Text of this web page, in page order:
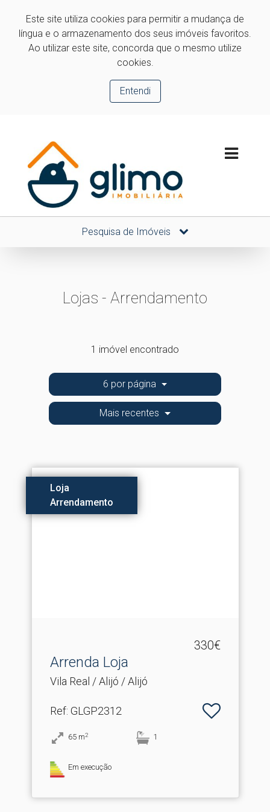
Este site utiliza cookies para permitir a mudança de
língua e o armazenamento dos seus imóveis favoritos.
Ao utilizar este site, concorda que o mesmo utilize
cookies.
Entendi
Pesquisa de Imóveis
Lojas - Arrendamento
1 imóvel encontrado
6 por página
Mais recentes
Loja
Arrendamento
330€
Arrenda Loja
Vila Real / Alijó / Alijó
Ref: GLGP2312
65 m2 1
Em execução